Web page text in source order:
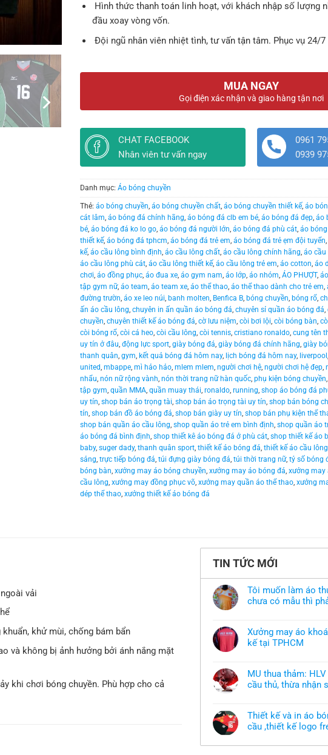
Hình thức thanh toán linh hoạt, với khách nhập số lượng
đầu xoay vòng vốn.
Đội ngũ nhân viên nhiệt tình, tư vấn tận tâm. Phục vụ 24/7
MUA NGAY
Gọi điện xác nhận và giao hàng tận nơi
CHAT FACEBOOK
Nhân viên tư vấn ngay
0961
0939
Danh mục: Áo bóng chuyền
Thẻ: áo bóng chuyền, áo bóng chuyền chất, áo bóng chuyền thiết kế, áo
cát lâm, áo bóng đá chính hãng, áo bóng đá clb em bé, áo bóng đá đẹp, áo
bé, áo bóng đá ko lo go, áo bóng đá người lớn, áo bóng đá phù cát, áo
thiết kế, áo bóng đá tphcm, áo bóng đá trẻ em, áo bóng đá trẻ ẹm đội tuyển,
kế, áo cầu lông bình định, áo cầu lông chất, áo cầu lông chính hãng, áo cầu
áo cầu lông phù cát, áo cầu lông thiết kế, áo cầu lông trẻ em, áo cotton, áo
chơi, áo đồng phục, áo đua xe, áo gym nam, áo lớp, áo nhóm, ÁO PHƯỢT,
tập gym nữ, áo team, áo team xe, áo thể thao, áo thể thao dành cho trẻ em,
đường trườn, áo xe leo núi, banh molten, Benfica B, bóng chuyền, bóng rổ,
ấn áo cầu lông, chuyên in ấn quần áo bóng đá, chuyên sỉ quần áo bóng đá,
chuyền, chuyên thiết kế áo bóng đá, cờ lưu niệm, còi bơi lội, còi bóng bàn,
còi bóng rổ, còi cá heo, còi cầu lông, còi tennis, cristiano ronaldo, cung tên
uy tín ở đâu, động lực sport, giày bóng đá, giày bóng đá chính hãng, giày
thanh quân, gym, kết quả bóng đá hôm nay, lịch bóng đá hôm nay, liverpool ,
united, mbappe, mì hảo hảo, mlem mlem, người chơi hệ, người chơi hệ đẹp,
nhẩu, nón nữ rộng vành, nón thời trang nữ hàn quốc, phụ kiện bóng chuyền,
tập gym, quần MMA, quần muay thái, ronaldo, running, shop áo bóng đá
uy tín, shop bán áo trọng tài, shop bán áo trọng tài uy tín, shop bán bóng
tín, shop bán đồ áo bóng đá, shop bán giày uy tín, shop bán phụ kiện thể
shop bán quần áo cầu lông, shop quần áo trẻ em bình định, shop quần áo
áo bóng đá bình định, shop thiết kê áo bóng đá ở phù cát, shop thiết kế áo
baby, suger dady, thanh quân sport, thiết kế áo bóng đá, thiết kế áo cầu lông
sảng, trực tiếp bóng đá, túi đựng giày bóng đá, túi thời trang nữ, tỷ số bóng
bóng bàn, xưởng may áo bóng chuyền, xưởng may áo bóng đá, xưởng may
cầu lông, xưởng may đồng phục võ, xưởng may quần áo thể thao, xưởng
dép thể thao, xưởng thiết kế áo bóng đá
vải
khử mùi, chống bám bẩn
và không bị ảnh hưởng bởi ánh nắng mặt
khi chơi bóng chuyền. Phù hợp cho cả
TIN TỨC MỚI
Tôi muốn làm áo
chưa có mẫu thì
bình
luận
ở
Tôi
áo
thun
đồng
có
mẫu
thì
Xưởng may áo
kế tại TPHCM
bình
luận
ở
Xưởng
khoác
theo
yêu
kế
MU thua thảm:
cầu thủ, thừa nhận
bình
luận
ở
MU
thảm:
Thiết kế và in áo
cầu ,thiết kế logo
có